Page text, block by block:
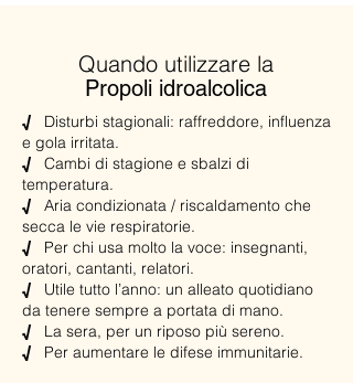
Quando utilizzare la
Propoli idroalcolica
√
Disturbi stagionali: raffreddore, influenza
e gola irritata.
√
Cambi di stagione e sbalzi di
temperatura.
√
Aria condizionata / riscaldamento che
secca le vie respiratorie.
√ Per chi usa molto la voce: insegnanti,
oratori, cantanti, relatori.
√ Utile tutto l’anno: un alleato quotidiano
da tenere sempre a portata di mano.
√ La sera, per un riposo più sereno.
√ Per aumentare le difese immunitarie.